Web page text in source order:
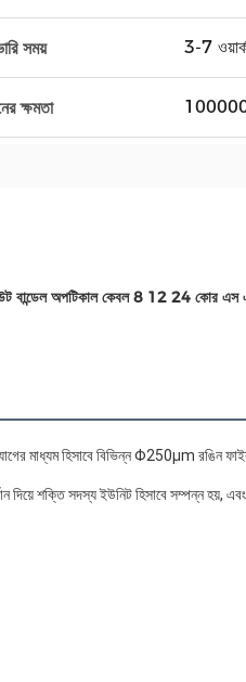
সময় 3-7
ক্ষমতা 100000
বান্ডেল অপটিকাল কেবল 8 12 24 কোর এস
মাধ্যম হিসাবে বিভিন্ন Φ250µm রঙিন
দিয়ে শক্তি সদস্য ইউনিট হিসাবে সম্পন্ন হয়,